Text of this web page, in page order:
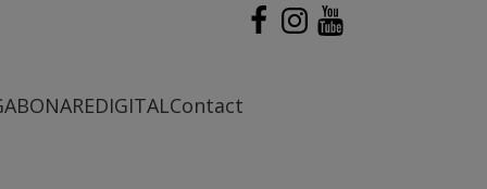
ABONAREDIGITALContact